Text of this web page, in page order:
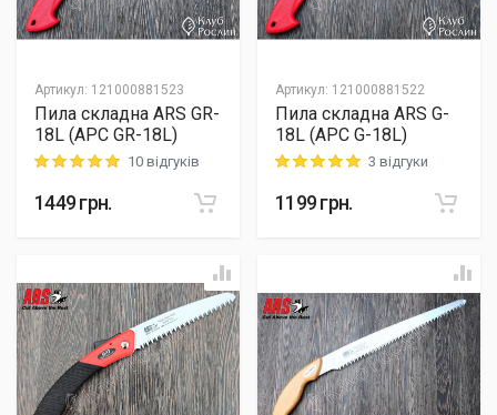
Артикул: 121000881523
Пила складна ARS GR-
18L (АРС GR-18L)
Rating: 5 out of 510 відгуків
1449грн.
Артикул: 121000881522
Пила складна ARS G-
18L (АРС G-18L)
Rating: 5 out of 53 відгуки
1199грн.